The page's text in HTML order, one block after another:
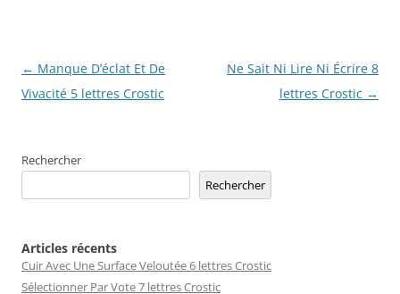
Navigation
des
← Manque D’éclat Et De
Vivacité 5 lettres Crostic
Ne Sait Ni Lire Ni Écrire 8
lettres Crostic →
Rechercher
Rechercher
Articles récents
Cuir Avec Une Surface Veloutée 6 lettres Crostic
Sélectionner Par Vote 7 lettres Crostic